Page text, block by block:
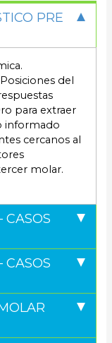
PRE
del
para extraer
informado
cercanos al
molar.
CASOS
CASOS